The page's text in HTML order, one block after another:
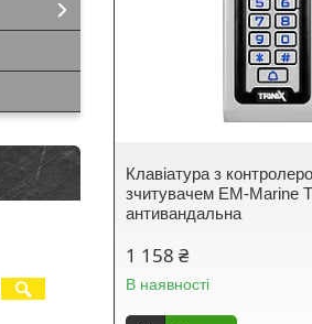
Клавіатура з
зчитувачем EM-Marine
антивандальна
1 158 ₴
В наявності